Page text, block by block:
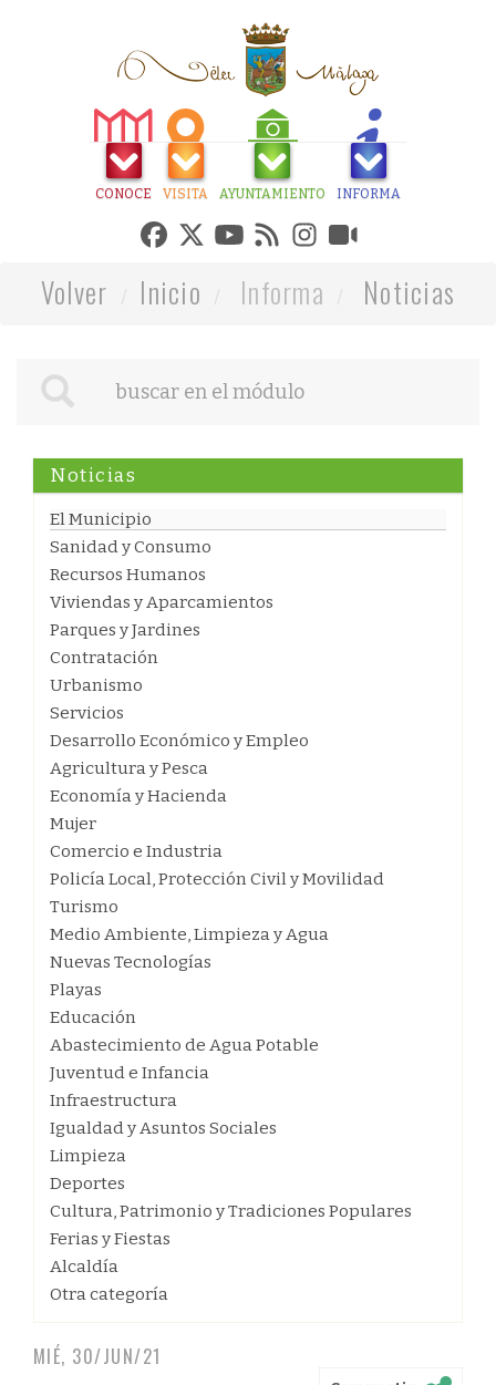
CONOCE VISITA AYUNTAMIENTO INFORMA
Volver Inicio Informa Noticias
Noticias
El Municipio
Sanidad y Consumo
Recursos Humanos
Viviendas y Aparcamientos
Parques y Jardines
Contratación
Urbanismo
Servicios
Desarrollo Económico y Empleo
Agricultura y Pesca
Economía y Hacienda
Mujer
Comercio e Industria
Policía Local, Protección Civil y Movilidad
Turismo
Medio Ambiente, Limpieza y Agua
Nuevas Tecnologías
Playas
Educación
Abastecimiento de Agua Potable
Juventud e Infancia
Infraestructura
Igualdad y Asuntos Sociales
Limpieza
Deportes
Cultura, Patrimonio y Tradiciones Populares
Ferias y Fiestas
Alcaldía
Otra categoría
MIÉ, 30/JUN/21